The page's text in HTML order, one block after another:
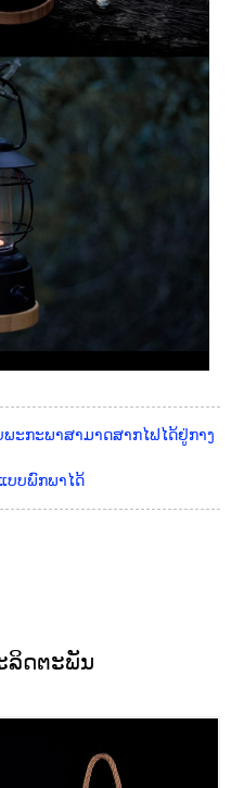
ພະກະພາສາມາດສາກໄຟໄດ້ຢູ່ກາງ
ບບພົກພາໄດ້
ລິດຕະພັນ